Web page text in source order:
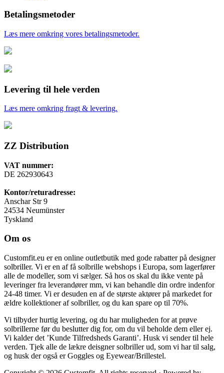
Betalingsmetoder
Læs mere omkring vores betalingsmetoder.
Levering til hele verden
Læs mere omkring fragt & levering.
ZZ Distribution
VAT nummer:
DE 262930643
Kontor/returadresse:
Anschar Str 9
24534 Neumünster
Tyskland
Om os
Customfit.eu er en online outletbutik med gode rabatter på designer
solbriller. Vi er en af få solbrille webshops i Europa, som lagerfører
alle de modeller, som vi sælger. Så hos os skal du ikke vente på
leveringer fra leverandører mm, vi kan behandle din ordre indenfor
24-48 timer. Vi er desuden en af de største aktører på markedet for
ældre kollektioner af solbriller, og du kan spare op til 70%.
Vi tilbyder hurtig levering, og du har muligheden for at prøve
solbrillerne før du beslutter dig for, om du vil beholde dem eller ej.
Vi kalder det ’Kunde Tilfredsheds Garanti’. Husk vi sender til hele
verden. Tjek alle de lækre deisgner solbriller ud, som vi har til salg,
og husk der også er Goggles og Eyewear/Brillestel.